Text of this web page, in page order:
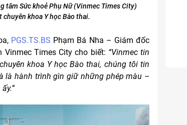
tâm Sức khoẻ Phụ Nữ (Vinmec Times City)
khoa Y học Bào thai.
PGS.TS.BS Phạm Bá Nha – Giám đốc
Vinmec Times City cho biết: “Vinmec tin
khoa Y học Bào thai, chúng tôi tin
là hành trình gìn giữ những phép màu –